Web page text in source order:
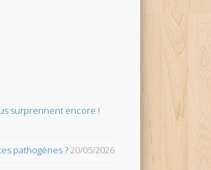
surprennent encore !
pathogènes ?20/05/2026